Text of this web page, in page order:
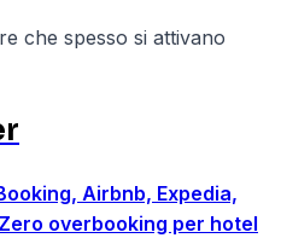
che spesso si attivano
Airbnb, Expedia,
overbooking per hotel